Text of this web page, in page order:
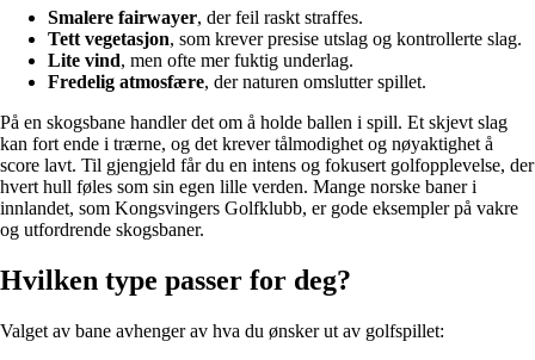
Smalere fairwayer, der feil raskt straffes.
Tett vegetasjon, som krever presise utslag og kontrollerte slag.
Lite vind, men ofte mer fuktig underlag.
Fredelig atmosfære, der naturen omslutter spillet.
På en skogsbane handler det om å holde ballen i spill. Et skjevt slag
kan fort ende i trærne, og det krever tålmodighet og nøyaktighet å
score lavt. Til gjengjeld får du en intens og fokusert golfopplevelse, der
hvert hull føles som sin egen lille verden. Mange norske baner i
innlandet, som Kongsvingers Golfklubb, er gode eksempler på vakre
og utfordrende skogsbaner.
Hvilken type passer for deg?
Valget av bane avhenger av hva du ønsker ut av golfspillet: